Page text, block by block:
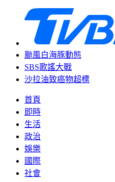
颱風白海豚動態
SBS歌謠大戰
沙拉油致癌物超標
首頁
即時
生活
政治
娛樂
國際
社會